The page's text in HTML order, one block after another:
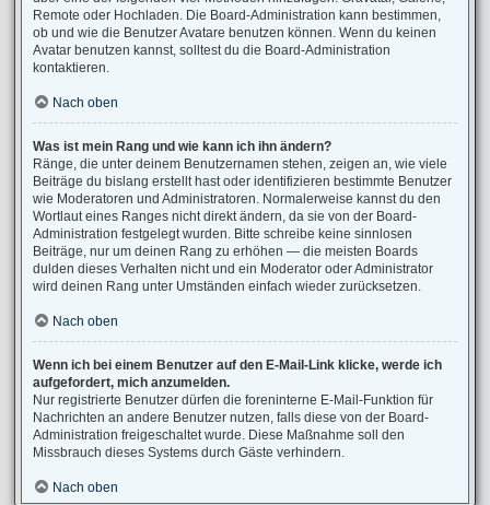
Remote oder Hochladen. Die Board-Administration kann bestimmen,
ob und wie die Benutzer Avatare benutzen können. Wenn du keinen
Avatar benutzen kannst, solltest du die Board-Administration
kontaktieren.
Nach oben
Was ist mein Rang und wie kann ich ihn ändern?
Ränge, die unter deinem Benutzernamen stehen, zeigen an, wie viele
Beiträge du bislang erstellt hast oder identifizieren bestimmte Benutzer
wie Moderatoren und Administratoren. Normalerweise kannst du den
Wortlaut eines Ranges nicht direkt ändern, da sie von der Board-
Administration festgelegt wurden. Bitte schreibe keine sinnlosen
Beiträge, nur um deinen Rang zu erhöhen — die meisten Boards
dulden dieses Verhalten nicht und ein Moderator oder Administrator
wird deinen Rang unter Umständen einfach wieder zurücksetzen.
Nach oben
Wenn ich bei einem Benutzer auf den E-Mail-Link klicke, werde ich
aufgefordert, mich anzumelden.
Nur registrierte Benutzer dürfen die foreninterne E-Mail-Funktion für
Nachrichten an andere Benutzer nutzen, falls diese von der Board-
Administration freigeschaltet wurde. Diese Maßnahme soll den
Missbrauch dieses Systems durch Gäste verhindern.
Nach oben